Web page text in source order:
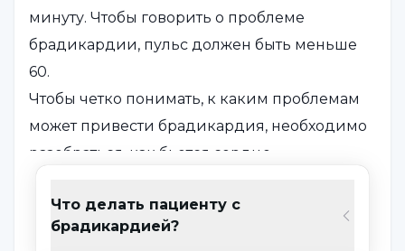
минуту. Чтобы говорить о проблеме
брадикардии, пульс должен быть меньше
60.
Чтобы четко понимать, к каким проблемам
может привести брадикардия, необходимо
разобраться, как бьется сердце.
камер, двух верхних и двух нижних. В
правой верхней камере находится
Что делать пациенту с
брадикардией?